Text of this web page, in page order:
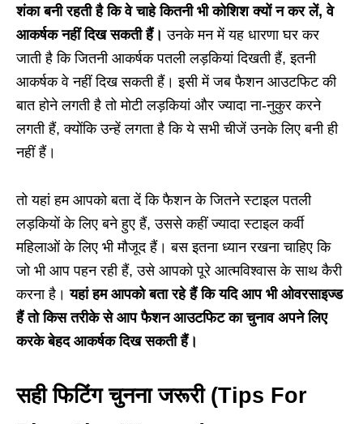
शंका बनी रहती है कि वे चाहे कितनी भी कोशिश क्यों न कर लें, वे
आकर्षक नहीं दिख सकती हैं।उनके मन में यह धारणा घर कर
जाती है कि जितनी आकर्षक पतली लड़कियां दिखती हैं, इतनी
आकर्षक वे नहीं दिख सकती हैं। इसी में जब फैशन आउटफिट की
बात होने लगती है तो मोटी लड़कियां और ज्यादा ना-नुकुर करने
लगती हैं, क्योंकि उन्हें लगता है कि ये सभी चीजें उनके लिए बनी ही
नहीं हैं।
तो यहां हम आपको बता दें कि फैशन के जितने स्टाइल पतली
लड़कियों के लिए बने हुए हैं, उससे कहीं ज्यादा स्टाइल कर्वी
महिलाओं के लिए भी मौजूद हैं। बस इतना ध्यान रखना चाहिए कि
जो भी आप पहन रही हैं, उसे आपको पूरे आत्मविश्वास के साथ कैरी
करना है।यहां हम आपको बता रहे हैं कि यदि आप भी ओवरसाइज्ड
हैं तो किस तरीके से आप फैशन आउटफिट का चुनाव अपने लिए
करके बेहद आकर्षक दिख सकती हैं।
सही फिटिंग चुनना जरूरी (Tips For